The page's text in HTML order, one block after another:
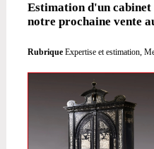
Estimation d'un
notre prochaine vente
Rubrique Expertise et estimation,